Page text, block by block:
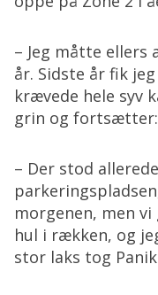
– Jeg måtte
år. Sidste år fik
krævede hele syv
grin og fortsætter:
– Der stod
morgenen, men
hul i rækken, og
stor laks tog